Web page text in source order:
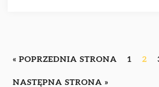
« POPRZEDNIA STRONA 1 2
NASTĘPNA STRONA »